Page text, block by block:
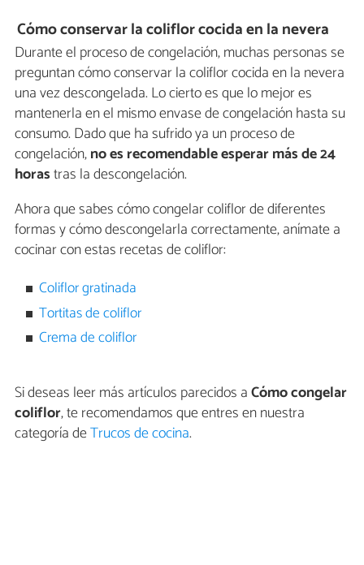
Cómo conservar la coliflor cocida en la nevera
Durante el proceso de congelación, muchas personas se
preguntan cómo conservar la coliflor cocida en la nevera
una vez descongelada. Lo cierto es que lo mejor es
mantenerla en el mismo envase de congelación hasta su
consumo. Dado que ha sufrido ya un proceso de
congelación,no es recomendable esperar más de 24
horastras la descongelación.
Ahora que sabes cómo congelar coliflor de diferentes
formas y cómo descongelarla correctamente, anímate a
cocinar con estas recetas de coliflor:
Coliflor gratinada
Tortitas de coliflor
Crema de coliflor
Si deseas leer más artículos parecidos aCómo congelar
coliflor, te recomendamos que entres en nuestra
categoría deTrucos de cocina.